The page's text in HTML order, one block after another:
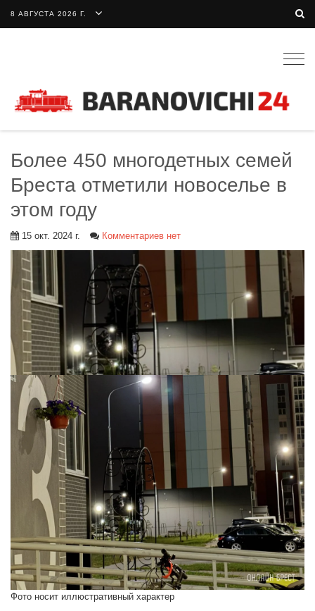
8 АВГУСТА 2026 Г.
Более 450 многодетных семей
Бреста отметили новоселье в
этом году
15 окт. 2024 г. Комментариев нет
Фото носит иллюстративный характер